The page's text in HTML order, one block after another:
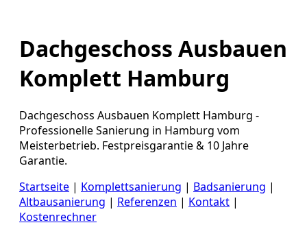
Dachgeschoss Ausbauen
Komplett Hamburg
Dachgeschoss Ausbauen Komplett Hamburg -
Professionelle Sanierung in Hamburg vom
Meisterbetrieb. Festpreisgarantie & 10 Jahre
Garantie.
Startseite | Komplettsanierung | Badsanierung |
Altbausanierung | Referenzen | Kontakt |
Kostenrechner